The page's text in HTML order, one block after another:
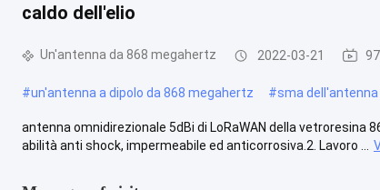
caldo dell'elio
Un'antenna da 868 megahertz 2022-03-21
#un'antenna a dipolo da 868 megahertz #sma
antenna omnidirezionale 5dBi di LoRaWAN della
abilità anti shock, impermeabile ed anticorrosiva.2. Lavoro ...